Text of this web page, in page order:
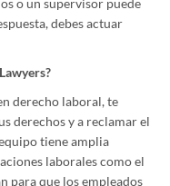
o un supervisor puede
debes actuar
derecho laboral, te
derechos y a reclamar el
tiene amplia
laborales como el
para que los empleados